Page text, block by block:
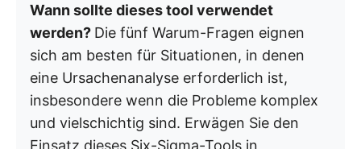
Wann sollte dieses tool verwendet
werden? Die fünf Warum-Fragen eignen
sich am besten für Situationen, in denen
eine Ursachenanalyse erforderlich ist,
insbesondere wenn die Probleme komplex
und vielschichtig sind. Erwägen Sie den
Einsatz dieses Six-Sigma-Tools in